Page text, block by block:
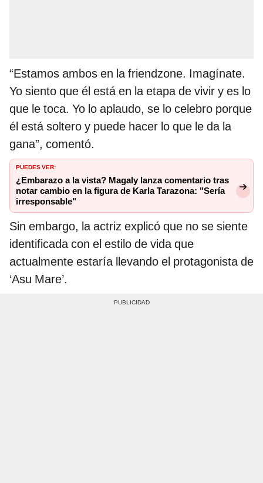
“Estamos ambos en la friendzone. Imagínate.
Yo siento que él está en la etapa de vivir y es lo
que le toca. Yo lo aplaudo, se lo celebro porque
él está soltero y puede hacer lo que le da la
gana”, comentó.
PUEDES VER:
¿Embarazo a la vista? Magaly lanza comentario tras
notar cambio en la figura de Karla Tarazona: "Sería
irresponsable"
Sin embargo, la actriz explicó que no se siente
identificada con el estilo de vida que
actualmente estaría llevando el protagonista de
‘Asu Mare’.